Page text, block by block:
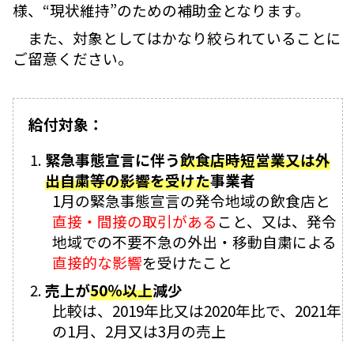
様、“現状維持”のための補助金となります。
また、対象としてはかなり絞られていることに
ご留意ください。
給付対象：
緊急事態宣言に伴う飲食店時短営業又は外
出自粛等の影響を受けた事業者
1月の緊急事態宣言の発令地域の飲食店と
直接・間接の取引がある こと、又は、発令
地域での不要不急の外出・移動自粛による
直接的な影響を受けたこと
売上が50％以上減少
比較は、2019年比又は2020年比で、2021年
の1月、2月又は3月の売上